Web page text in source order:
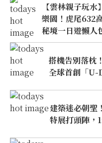
【雲林親子玩
樂園！虎尾632
秘境一日遊懶人
搭機告別落枕
全球首創「
建築迷必朝聖
特展打頭陣，